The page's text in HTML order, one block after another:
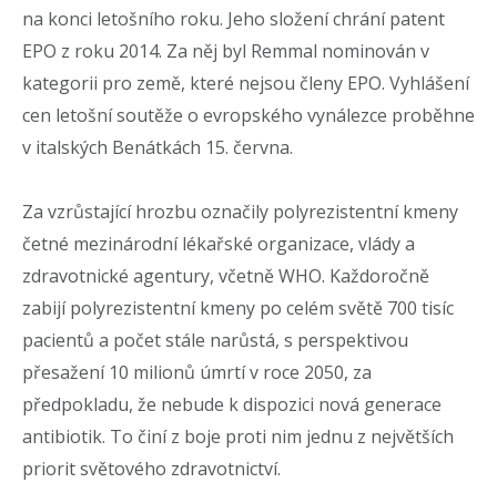
na konci letošního roku. Jeho složení chrání patent
EPO z roku 2014. Za něj byl Remmal nominován v
kategorii pro země, které nejsou členy EPO. Vyhlášení
cen letošní soutěže o evropského vynálezce proběhne
v italských Benátkách 15. června.
Za vzrůstající hrozbu označily polyrezistentní kmeny
četné mezinárodní lékařské organizace, vlády a
zdravotnické agentury, včetně WHO. Každoročně
zabijí polyrezistentní kmeny po celém světě 700 tisíc
pacientů a počet stále narůstá, s perspektivou
přesažení 10 milionů úmrtí v roce 2050, za
předpokladu, že nebude k dispozici nová generace
antibiotik. To činí z boje proti nim jednu z největších
priorit světového zdravotnictví.